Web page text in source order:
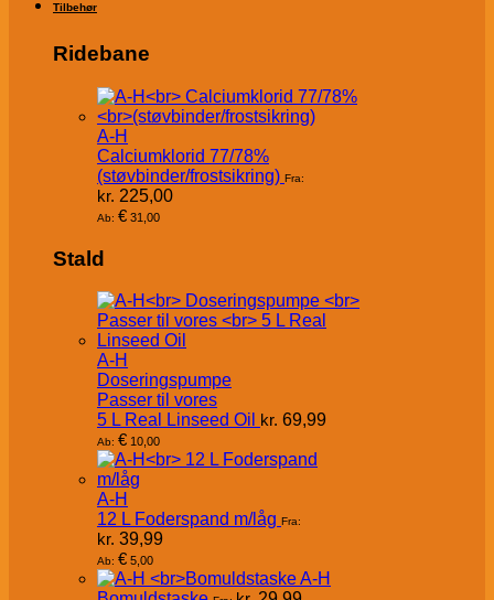
Tilbehør
Ridebane
A-H
Calciumklorid 77/78%
(støvbinder/frostsikring) Fra:
kr. 225,00
Ab: € 31,00
Stald
A-H
Doseringspumpe
Passer til vores
5 L Real Linseed Oil kr. 69,99
Ab: € 10,00
A-H
12 L Foderspand m/låg Fra:
kr. 39,99
Ab: € 5,00
A-H